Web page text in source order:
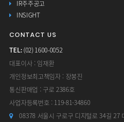
IR주주공고
INSIGHT
CONTACT US
TEL: (02) 1600-0052
대표이사 : 임재환
개인정보최고책임자 : 장봉진
통신판매업 : 구로 2386호
사업자등록번호 : 119-81-34860
08378 서울시 구로구 디지털로 34길 27